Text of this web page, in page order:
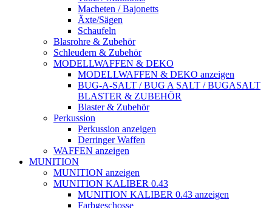
Macheten / Bajonetts
Äxte/Sägen
Schaufeln
Blasrohre & Zubehör
Schleudern & Zubehör
MODELLWAFFEN & DEKO
MODELLWAFFEN & DEKO anzeigen
BUG-A-SALT / BUG A SALT / BUGASALT
BLASTER & ZUBEHÖR
Blaster & Zubehör
Perkussion
Perkussion anzeigen
Derringer Waffen
WAFFEN anzeigen
MUNITION
MUNITION anzeigen
MUNITION KALIBER 0.43
MUNITION KALIBER 0.43 anzeigen
Farbgeschosse